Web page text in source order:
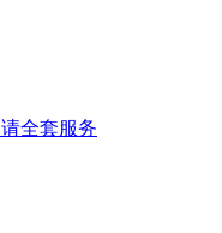
全套服务